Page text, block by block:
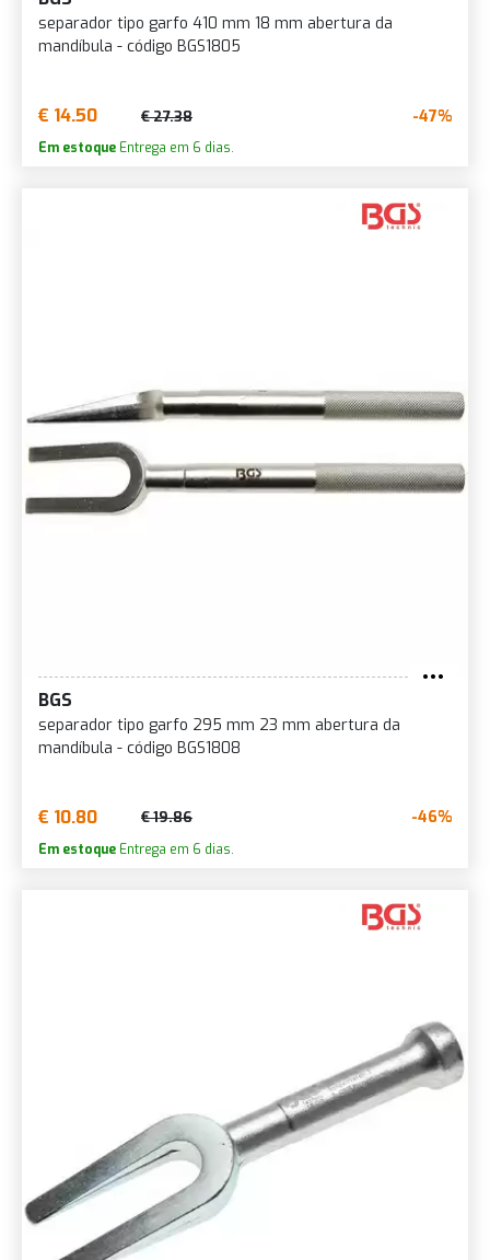
separador tipo garfo 410 mm 18 mm abertura da
mandíbula - código BGS1805
€ 14.50 € 27.38 -47%
Em estoque Entrega em 6 dias.
BGS
separador tipo garfo 295 mm 23 mm abertura da
mandíbula - código BGS1808
€ 10.80 € 19.86 -46%
Em estoque Entrega em 6 dias.